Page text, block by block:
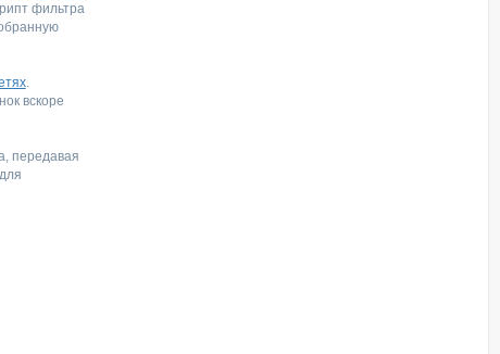
фильтра
.
вскоре
передавая